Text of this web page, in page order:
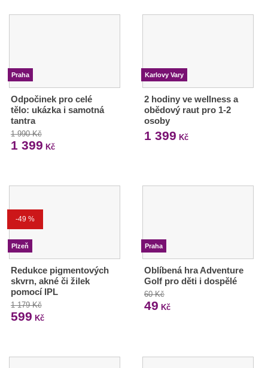
Praha
Odpočinek pro celé
tělo: ukázka i samotná
tantra
1 990 Kč
1 399 Kč
Karlovy Vary
2 hodiny ve wellness a
obědový raut pro 1-2
osoby
1 399 Kč
-49 %
Plzeň
Redukce pigmentových
skvrn, akné či žilek
pomocí IPL
1 179 Kč
599 Kč
Praha
Oblíbená hra Adventure
Golf pro děti i dospělé
60 Kč
49 Kč